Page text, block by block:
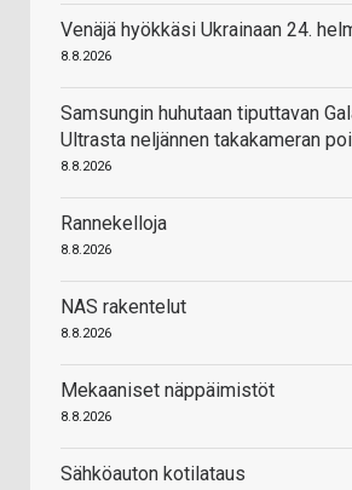
Venäjä hyökkäsi Ukrainaan 24.
8.8.2026
Samsungin huhutaan tiputtavan
Ultrasta neljännen takakameran
8.8.2026
Rannekelloja
8.8.2026
NAS rakentelut
8.8.2026
Mekaaniset näppäimistöt
8.8.2026
Sähköauton kotilataus